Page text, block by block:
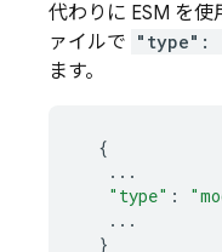
代わりに ESM を使
ァイルで "type":
ます。
{
...
"type" :
...
}